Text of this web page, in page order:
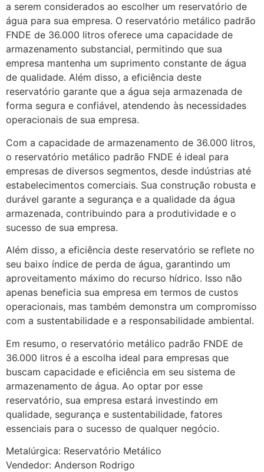
a serem considerados ao escolher um reservatório de
água para sua empresa. O reservatório metálico padrão
FNDE de 36.000 litros oferece uma capacidade de
armazenamento substancial, permitindo que sua
empresa mantenha um suprimento constante de água
de qualidade. Além disso, a eficiência deste
reservatório garante que a água seja armazenada de
forma segura e confiável, atendendo às necessidades
operacionais de sua empresa.
Com a capacidade de armazenamento de 36.000 litros,
o reservatório metálico padrão FNDE é ideal para
empresas de diversos segmentos, desde indústrias até
estabelecimentos comerciais. Sua construção robusta e
durável garante a segurança e a qualidade da água
armazenada, contribuindo para a produtividade e o
sucesso de sua empresa.
Além disso, a eficiência deste reservatório se reflete no
seu baixo índice de perda de água, garantindo um
aproveitamento máximo do recurso hídrico. Isso não
apenas beneficia sua empresa em termos de custos
operacionais, mas também demonstra um compromisso
com a sustentabilidade e a responsabilidade ambiental.
Em resumo, o reservatório metálico padrão FNDE de
36.000 litros é a escolha ideal para empresas que
buscam capacidade e eficiência em seu sistema de
armazenamento de água. Ao optar por esse
reservatório, sua empresa estará investindo em
qualidade, segurança e sustentabilidade, fatores
essenciais para o sucesso de qualquer negócio.
Metalúrgica: Reservatório Metálico
Vendedor: Anderson Rodrigo